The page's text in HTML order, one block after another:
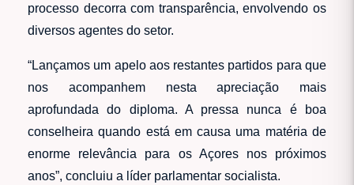
processo decorra com transparência, envolvendo os
diversos agentes do setor.
“Lançamos um apelo aos restantes partidos para que
nos acompanhem nesta apreciação mais
aprofundada do diploma. A pressa nunca é boa
conselheira quando está em causa uma matéria de
enorme relevância para os Açores nos próximos
anos”, concluiu a líder parlamentar socialista.